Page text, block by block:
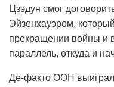
Цзэдун смог
Эйзенхауэром,
прекращении войны и
параллель, откуда и
Де-факто ООН